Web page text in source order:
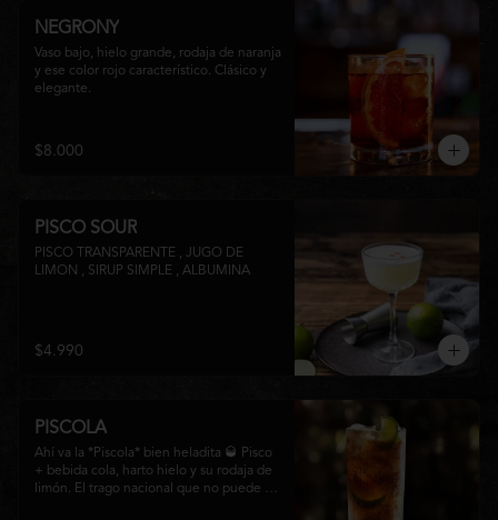
NEGRONY
Vaso bajo, hielo grande, rodaja de naranja
y ese color rojo característico. Clásico y
elegante.
$8.000
PISCO SOUR
PISCO TRANSPARENTE , JUGO DE
LIMON , SIRUP SIMPLE , ALBUMINA
$4.990
PISCOLA
Ahí va la *Piscola* bien heladita 🥃 Pisco
+ bebida cola, harto hielo y su rodaja de
limón. El trago nacional que no puede